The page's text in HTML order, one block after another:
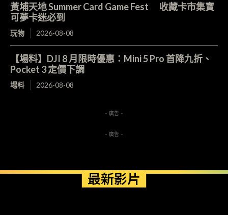
黃埔天地 Summer Card Game Fest 收藏卡市集寶
可夢卡迷必到
玩物 2026-08-08
【場料】DJI 8 月限時優惠：Mini 5 Pro 首降九折、
Pocket 3 定價下調
場料 2026-08-08
- 廣告 -
- 廣告 -
最新影片